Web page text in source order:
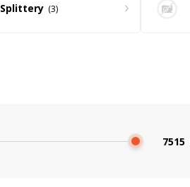
Splittery 3